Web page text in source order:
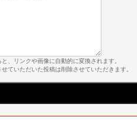
、リンクや画像に自動的に変換されます。
ていただいた投稿は削除させていただきます。